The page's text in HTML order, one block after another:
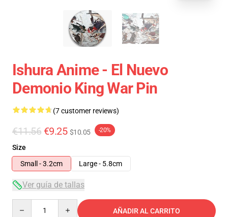
Ishura Anime - El Nuevo
Demonio King War Pin
(7 customer reviews)
€11.56 €9.25 $10.05 -20%
Size
Small - 3.2cm
Large - 5.8cm
Ver guía de tallas
AÑADIR AL CARRITO